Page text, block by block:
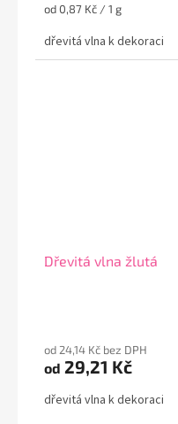
Měrná
od 0,87 Kč / 1 g
dřevitá vlna k dekoraci
Dřevitá vlna žlutá
od 24,14 Kč bez DPH
od 29,21 Kč
dřevitá vlna k dekoraci